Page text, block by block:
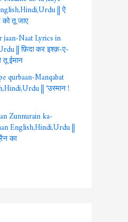
|| ऐ
तू जाए
Naat Lyrics in
|| फ़िदा कर इश्क़-ए-
ईमान
qurbaan-Manqabat
|| ‘उस्मान !
Zunnurain ka-
English,Hindi,Urdu ||
का